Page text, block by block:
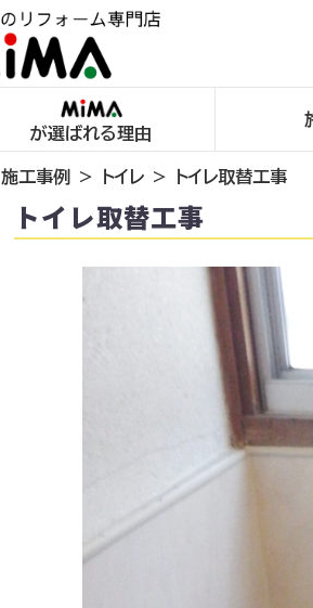
が選ばれる理由
施工事例 トイレ トイレ取替工事
トイレ取替工事